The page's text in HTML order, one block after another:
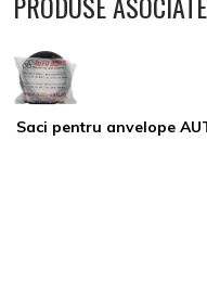
Saci pentru anvelope